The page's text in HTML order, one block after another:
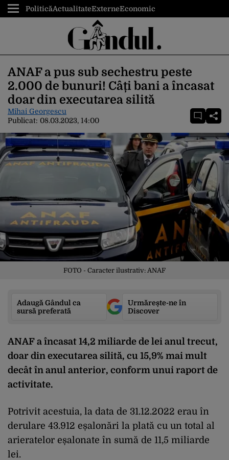
PoliticăActualitateExterneEconomic
ANAF a pus sub sechestru peste
2.000 de bunuri! Câți bani a încasat
doar din executarea silită
Mihai Georgescu
Publicat: 08.03.2023, 14:00
FOTO - Caracter ilustrativ: ANAF
Adaugă Gândul ca
sursă preferată
Urmărește-ne în
Discover
ANAF a încasat 14,2 miliarde de lei anul trecut,
doar din executarea silită, cu 15,9% mai mult
decât în anul anterior, conform unui raport de
activitate.
Potrivit acestuia, la data de 31.12.2022 erau în
derulare 43.912 eșalonări la plată cu un total al
arieratelor eșalonate în sumă de 11,5 miliarde
lei.